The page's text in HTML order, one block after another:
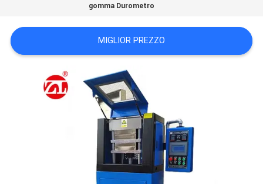
VR
SITEMAP
gomma Durometro
MIGLIOR PREZZO